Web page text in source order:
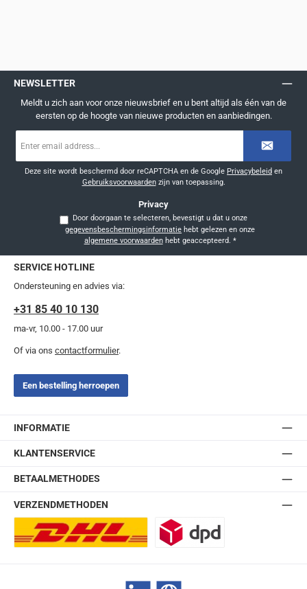
NEWSLETTER
Meldt u zich aan voor onze nieuwsbrief en u bent altijd als één van de
eersten op de hoogte van nieuwe producten en aanbiedingen.
mailadres
Deze site wordt beschermd door reCAPTCHA en de Google Privacybeleid en
Gebruiksvoorwaardenzijn van toepassing.
Privacy
Door doorgaan te selecteren, bevestigt u dat u onze
gegevensbeschermingsinformatie
algemene voorwaardenhebt geaccepteerd. *
SERVICE HOTLINE
Ondersteuning en advies via:
+31 85 40 10 130
ma-vr, 10.00 - 17.00 uur
Of via ons contactformulier.
Een bestelling herroepen
INFORMATIE
KLANTENSERVICE
BETAALMETHODES
VERZENDMETHODEN